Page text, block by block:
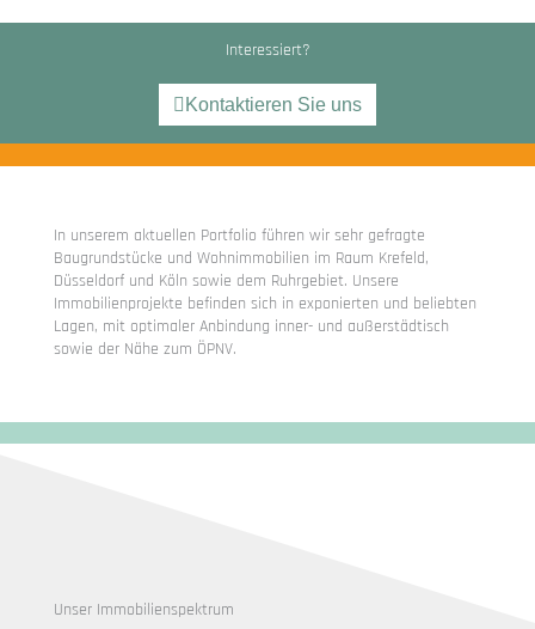
Interessiert?
Kontaktieren Sie uns
In unserem aktuellen Portfolio führen wir sehr gefragte
Baugrundstücke und Wohnimmobilien im Raum Krefeld,
Düsseldorf und Köln sowie dem Ruhrgebiet. Unsere
Immobilienprojekte befinden sich in exponierten und beliebten
Lagen, mit optimaler Anbindung inner- und außerstädtisch
sowie der Nähe zum ÖPNV.
Unser Immobilienspektrum